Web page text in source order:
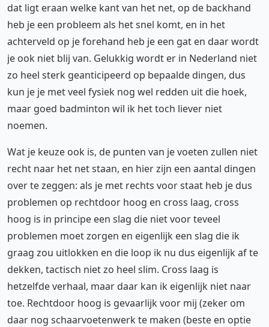
dat ligt eraan welke kant van het net, op de backhand
heb je een probleem als het snel komt, en in het
achterveld op je forehand heb je een gat en daar wordt
je ook niet blij van. Gelukkig wordt er in Nederland niet
zo heel sterk geanticipeerd op bepaalde dingen, dus
kun je je met veel fysiek nog wel redden uit die hoek,
maar goed badminton wil ik het toch liever niet
noemen.
Wat je keuze ook is, de punten van je voeten zullen niet
recht naar het net staan, en hier zijn een aantal dingen
over te zeggen: als je met rechts voor staat heb je dus
problemen op rechtdoor hoog en cross laag, cross
hoog is in principe een slag die niet voor teveel
problemen moet zorgen en eigenlijk een slag die ik
graag zou uitlokken en die loop ik nu dus eigenlijk af te
dekken, tactisch niet zo heel slim. Cross laag is
hetzelfde verhaal, maar daar kan ik eigenlijk niet naar
toe. Rechtdoor hoog is gevaarlijk voor mij (zeker om
daar nog schaarvoetenwerk te maken (beste en optie